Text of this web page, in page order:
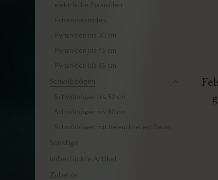
elektrische Pyramiden
Felsenpyramiden
Pyramiden bis 30 cm
Pyramiden bis 45 cm
Pyramiden bis 65 cm
Schwibbögen
Schwibbögen bis 52 cm
Schwibbögen bis 80 cm
Schwibbögen mit beleuchtetem Baum
Sonstige
unbestückte Artikel
Zubehör